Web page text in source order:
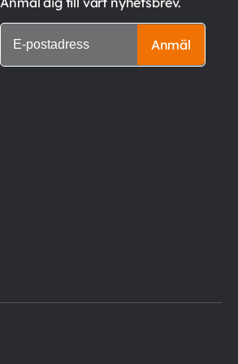
Anmäl